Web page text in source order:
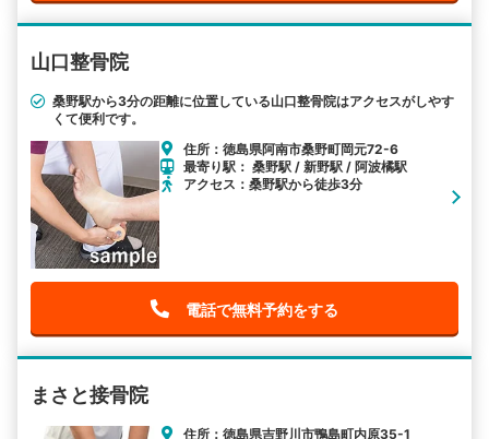
山口整骨院
桑野駅から3分の距離に位置している山口整骨院はアクセスがしやす
くて便利です。
住所：徳島県阿南市桑野町岡元72-6
最寄り駅： 桑野駅 / 新野駅 / 阿波橘駅
アクセス：桑野駅から徒歩3分
電話で無料予約をする
まさと接骨院
住所：徳島県吉野川市鴨島町内原35-1